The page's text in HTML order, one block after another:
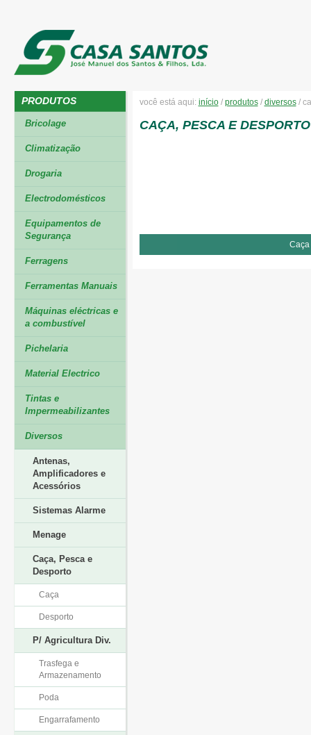
PRODUTOS
Bricolage
Climatização
Drogaria
Electrodomésticos
Equipamentos de
Segurança
Ferragens
Ferramentas Manuais
Máquinas eléctricas e
a combustível
Pichelaria
Material Electrico
Tintas e
Impermeabilizantes
Diversos
Antenas,
Amplificadores e
Acessórios
Sistemas Alarme
Menage
Caça, Pesca e
Desporto
Caça
Desporto
P/ Agricultura Div.
Trasfega e
Armazenamento
Poda
Engarrafamento
você está aqui: início/ produtos/ diversos/
CAÇA, PESCA E DESPORTO
Caça